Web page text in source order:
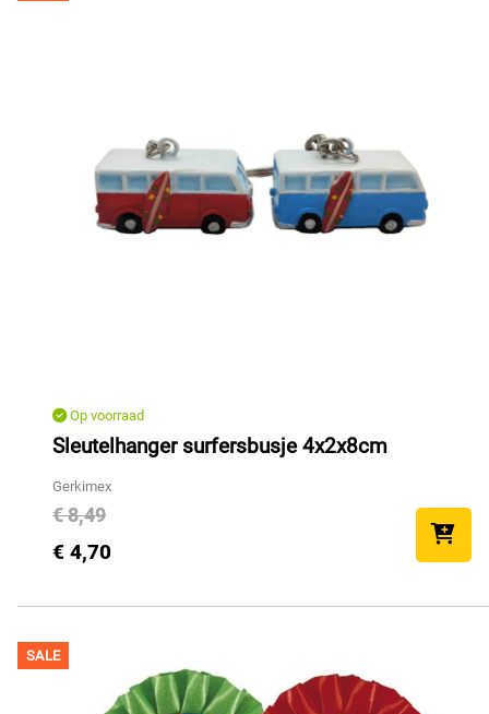
Op voorraad
Sleutelhanger surfersbusje 4x2x8cm
Gerkimex
€ 8,49
€ 4,70
SALE